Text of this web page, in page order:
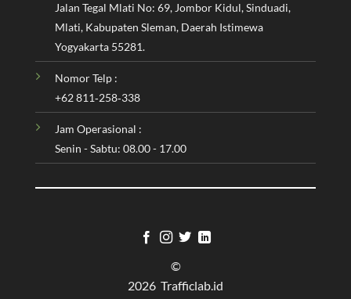
Jalan Tegal Mlati No: 69, Jombor Kidul, Sinduadi,
Mlati, Kabupaten Sleman, Daerah Istimewa
Yogyakarta 55281.
Nomor Telp :
‪+62 811‑258‑338‬
Jam Operasional :
Senin - Sabtu: 08.00 - 17.00
©
2026 Trafficlab.id